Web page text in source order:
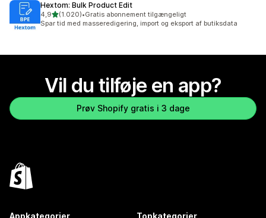
Hextom: Bulk Product Edit
4,9ud af 5 stjerner
(1.020)
1020 anmeldelser i alt
•Gratis abonnement tilgængeligt
Spar tid med masseredigering, import og eksport af butiksdata
Vil du tilføje en app?
Prøv Shopify gratis i 3 dage